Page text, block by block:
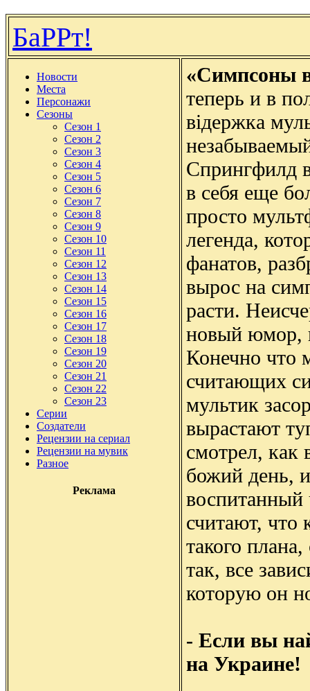
БаРРт!
Новости
Места
Персонажи
Сезоны
Сезон 1
Сезон 2
Сезон 3
Сезон 4
Сезон 5
Сезон 6
Сезон 7
Сезон 8
Сезон 9
Сезон 10
Сезон 11
Сезон 12
Сезон 13
Сезон 14
Сезон 15
Сезон 16
Сезон 17
Сезон 18
Сезон 19
Сезон 20
Сезон 21
Сезон 22
Сезон 23
Серии
Создатели
Рецензии на сериал
Рецензии на мувик
Разное
Реклама
«Симпсоны
теперь и в
відержка
Спрингфилд
в себя еще
просто
легенда,
фанатов,
вырос на
расти.
новый юмор,
Конечно что
считающих
мультик
вырастают
смотрел, как
божий день,
считают,
такого
так, все
которую он
- Если вы
на Украине!